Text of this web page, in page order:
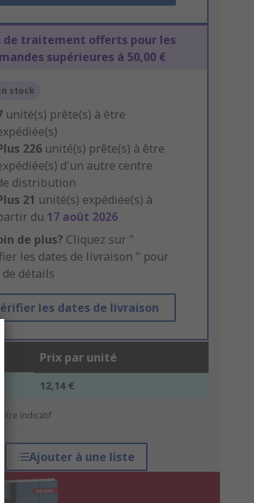
de traitement offerts pour les
supérieures à 50,00 €
stock
unité(s) prête(s) à être
226 unité(s) prête(s) à être
d'un autre centre
distribution
21 unité(s) expédiée(s) à
du 17 août 2026
de plus? Cliquez sur "
les dates de livraison " pour
de détails
les dates de livraison
Prix par unité
12,14 €
indicatif
Ajouter à une liste